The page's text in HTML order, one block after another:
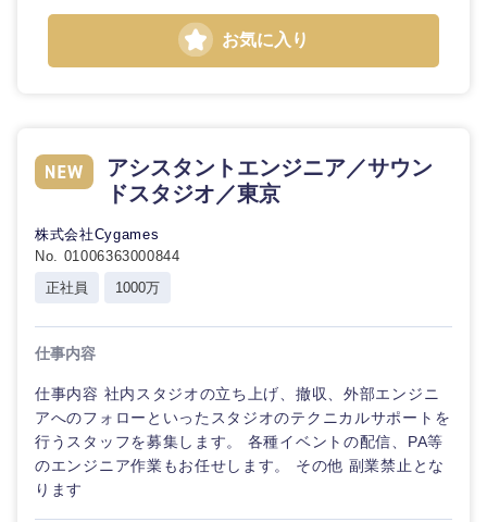
お気に入り
アシスタントエンジニア／サウン
ドスタジオ／東京
株式会社Cygames
No. 01006363000844
正社員
1000万
仕事内容
仕事内容 社内スタジオの立ち上げ、撤収、外部エンジニ
アへのフォローといったスタジオのテクニカルサポートを
行うスタッフを募集します。 各種イベントの配信、PA等
のエンジニア作業もお任せします。 その他 副業禁止とな
ります